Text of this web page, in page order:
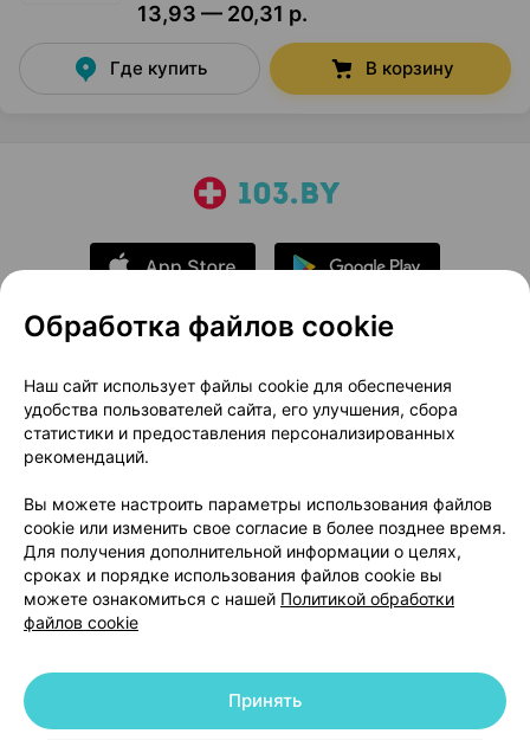
13,93 — 20,31 р.
Где купить В корзину
О проекте
Новости проекта
Размещение рекламы
Медицинский маркетинг
Публичный договор
Доставка
Способы оплаты
Вакансии
Партнеры
Написать руководителю 103.by
Написать в поддержку
Персональные настройки Cookie
© 2026 ООО «Артокс Лаб», УНП 191700409 | 220012, Республика Беларусь,
Обработка файлов cookie
Наш сайт использует файлы cookie для обеспечения
удобства пользователей сайта, его улучшения, сбора
статистики и предоставления персонализированных
рекомендаций.
Вы можете настроить параметры использования файлов
cookie или изменить свое согласие в более позднее время.
Для получения дополнительной информации о целях,
сроках и порядке использования файлов cookie вы
можете ознакомиться с нашей Политикой обработки
файлов cookie
Принять